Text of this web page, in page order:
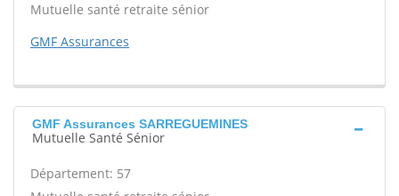
Mutuelle santé retraite sénior
GMF Assurances
GMF Assurances SARREGUEMINES
Mutuelle Santé Sénior
Département: 57